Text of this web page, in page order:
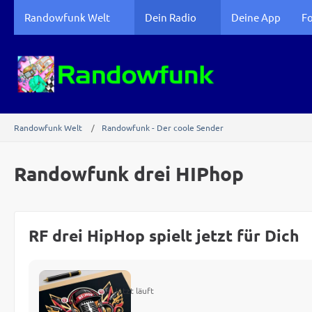
Randowfunk Welt Dein Radio Deine App
Randowfunk Welt Randowfunk - Der coole Sender
Randowfunk drei HIPhop
RF drei HipHop spielt jetzt für Dich
Jetzt läuft
–